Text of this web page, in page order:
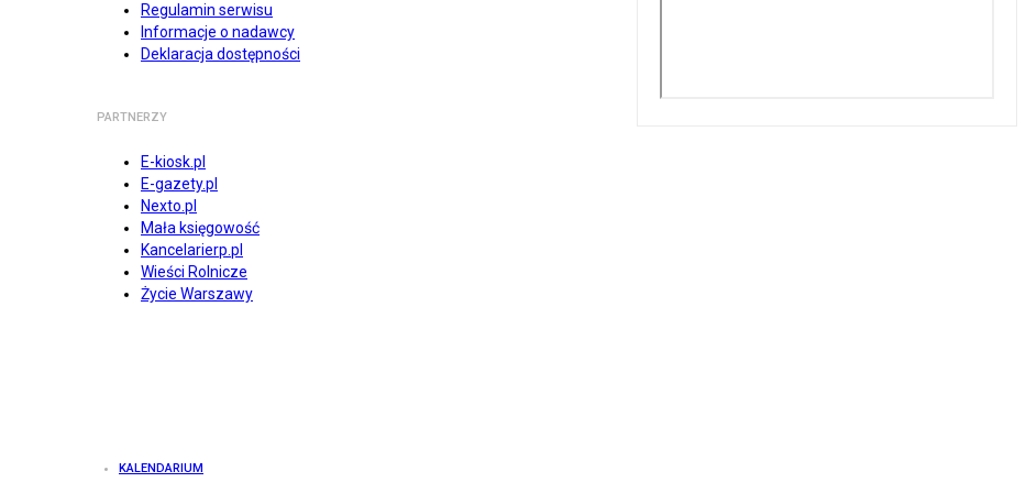
Regulamin serwisu
Informacje o nadawcy
Deklaracja dostępności
PARTNERZY
E-kiosk.pl
E-gazety.pl
Nexto.pl
Mała księgowość
Kancelarierp.pl
Wieści Rolnicze
Życie Warszawy
KALENDARIUM